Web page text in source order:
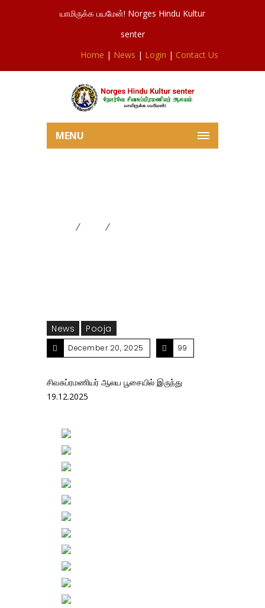
யாமிருக்க பயமேன்! Norges Hindu Kultur
senter
Home | News | Login | Contact Us
MENU
News Pooja
December 20, 2025 99
சிவசுப்ரமணியர் ஆலய பூசையில் இருந்து
19.12.2025